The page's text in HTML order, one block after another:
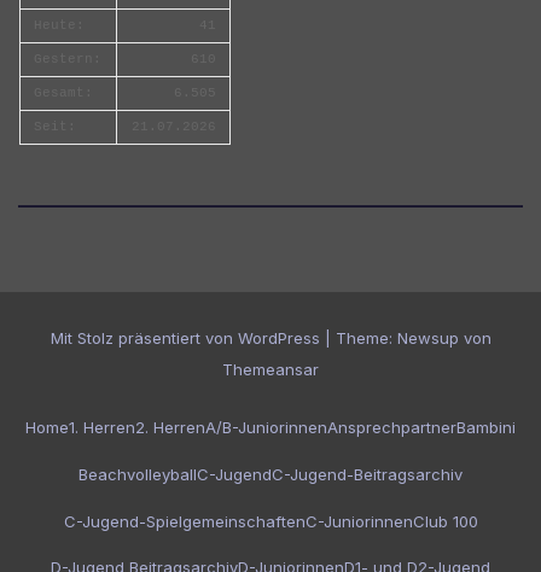
Mit Stolz präsentiert von WordPress Theme: Newsup von
Themeansar
Home1. Herren2. HerrenA/B-JuniorinnenAnsprechpartnerBambini
BeachvolleyballC-JugendC-Jugend-Beitragsarchiv
C-Jugend-SpielgemeinschaftenC-JuniorinnenClub 100
D-Jugend BeitragsarchivD-JuniorinnenD1- und D2-Jugend